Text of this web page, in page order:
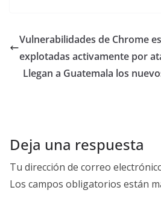
Vulnerabilidades de Chrome
explotadas activamente por
Llegan a Guatemala los
Deja una respuesta
Tu dirección de correo
Los campos obligatorios están